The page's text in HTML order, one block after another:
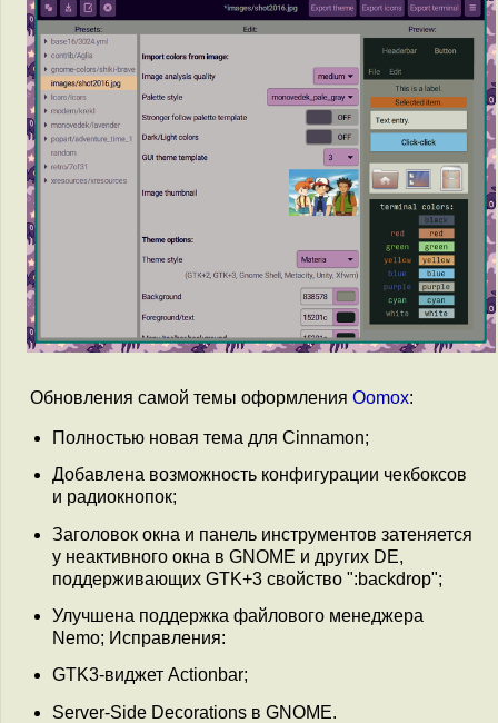
Обновления самой темы оформления Oomox:
Полностью новая тема для Cinnamon;
Добавлена возможность конфигурации чекбоксов
и радиокнопок;
Заголовок окна и панель инструментов затеняется
у неактивного окна в GNOME и других DE,
поддерживающих GTK+3 свойство ":backdrop";
Улучшена поддержка файлового менеджера
Nemo; Исправления:
GTK3-виджет Actionbar;
Server-Side Decorations в GNOME.